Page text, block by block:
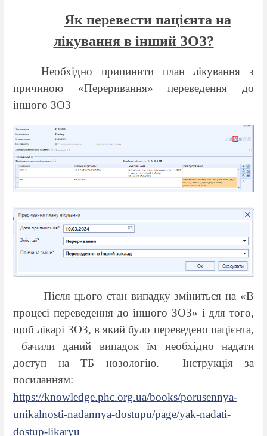
Як перевести пацієнта на
лікування в інший ЗОЗ?
Необхідно припинити план лікування з
причиною «Переривання» переведення до
іншого ЗОЗ
Після цього стан випадку зміниться на «В
процесі переведення до іншого ЗОЗ» і для того,
щоб лікарі ЗОЗ, в який було переведено пацієнта,
бачили даний випадок їм необхідно надати
доступ на ТБ нозологію.
Інструкція за
посиланням:
https://knowledge.phc.org.ua/books/porusennya-
unikalnosti-nadannya-dostupu/page/yak-nadati-
dostup-likaryu